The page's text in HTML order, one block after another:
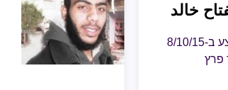
خالد
נכנס כשב"ח לישראל ועבד בעבודות מזדמנות. ביצע ב-8/10/15
פרץ